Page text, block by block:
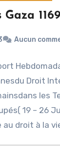
Gaza 1169
Aucun
Droit
les
19 – 26
droit à la